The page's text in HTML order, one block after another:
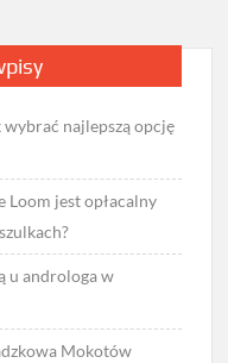
najlepszą opcję
jest opłacalny
u androloga w
Mokotów